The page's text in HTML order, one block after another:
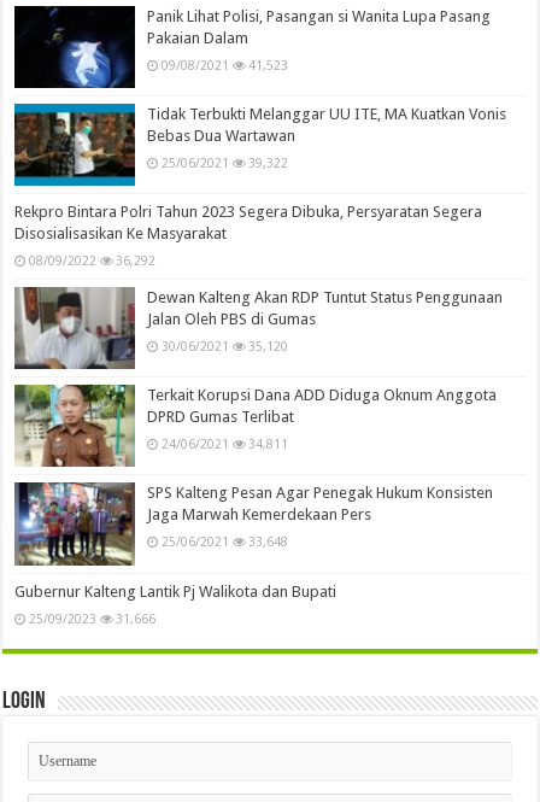
Panik Lihat Polisi, Pasangan si Wanita Lupa Pasang
Pakaian Dalam
09/08/2021 41,523
Tidak Terbukti Melanggar UU ITE, MA Kuatkan Vonis
Bebas Dua Wartawan
25/06/2021 39,322
Rekpro Bintara Polri Tahun 2023 Segera Dibuka, Persyaratan Segera
Disosialisasikan Ke Masyarakat
08/09/2022 36,292
Dewan Kalteng Akan RDP Tuntut Status Penggunaan
Jalan Oleh PBS di Gumas
30/06/2021 35,120
Terkait Korupsi Dana ADD Diduga Oknum Anggota
DPRD Gumas Terlibat
24/06/2021 34,811
SPS Kalteng Pesan Agar Penegak Hukum Konsisten
Jaga Marwah Kemerdekaan Pers
25/06/2021 33,648
Gubernur Kalteng Lantik Pj Walikota dan Bupati
25/09/2023 31,666
Login